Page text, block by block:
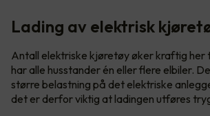
Lading av elektrisk
Antall elektriske kjøretøy øker kraftig her
har alle husstander én eller flere elbiler.
større belastning på det elektriske
det er derfor viktig at ladingen utføres